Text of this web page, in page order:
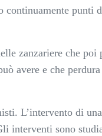
punti
zanzariere che
avere e che
L’intervento di una
sono